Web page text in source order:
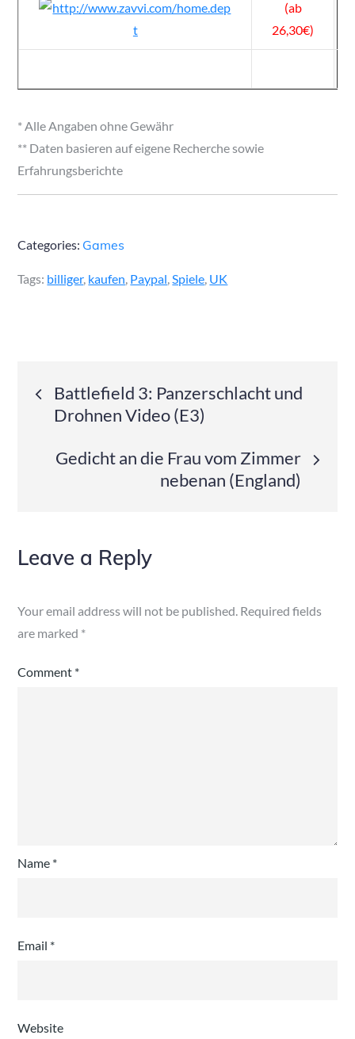
(ab
26,30€)
* Alle Angaben ohne Gewähr
** Daten basieren auf eigene Recherche sowie
Erfahrungsberichte
Categories: Games
Tags: billiger, kaufen, Paypal,Spiele, UK
Post
navigation
Battlefield 3: Panzerschlacht und
Drohnen Video (E3)
Gedicht an die Frau vom Zimmer
nebenan (England)
Leave a Reply
Your email address will not be published. Required fields
are marked *
Comment *
Name *
Email *
Website